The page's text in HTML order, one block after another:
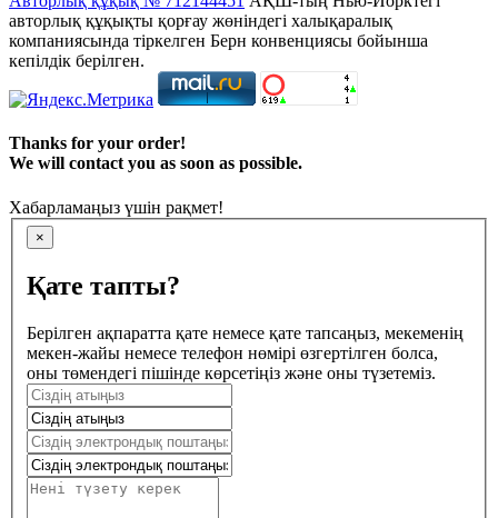
авторлық құқықты қорғау жөніндегі халықаралық
компаниясында тіркелген Берн конвенциясы бойынша
кепілдік берілген.
Thanks for your order!
We will contact you as soon as possible.
Хабарламаңыз үшін рақмет!
×
Қате тапты?
Берілген ақпаратта қате немесе қате тапсаңыз, мекеменің
мекен-жайы немесе телефон нөмірі өзгертілген болса,
оны төмендегі пішінде көрсетіңіз және оны түзетеміз.